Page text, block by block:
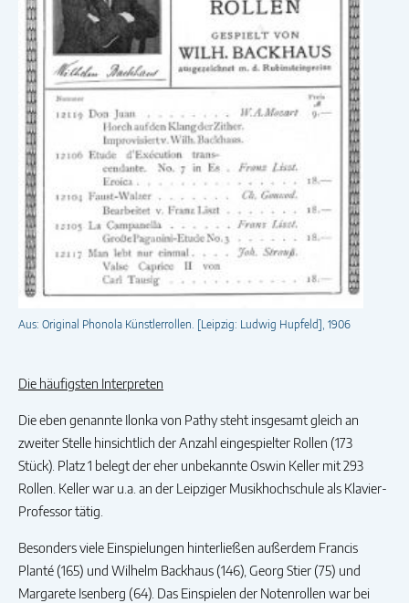
Aus: Original Phonola Künstlerrollen. [Leipzig: Ludwig Hupfeld], 1906
Die häufigsten Interpreten
Die eben genannte Ilonka von Pathy steht insgesamt gleich an
zweiter Stelle hinsichtlich der Anzahl eingespielter Rollen (173
Stück). Platz 1 belegt der eher unbekannte Oswin Keller mit 293
Rollen. Keller war u.a. an der Leipziger Musikhochschule als Klavier-
Professor tätig.
Besonders viele Einspielungen hinterließen außerdem Francis
Planté (165) und Wilhelm Backhaus (146), Georg Stier (75) und
Margarete Isenberg (64). Das Einspielen der Notenrollen war bei